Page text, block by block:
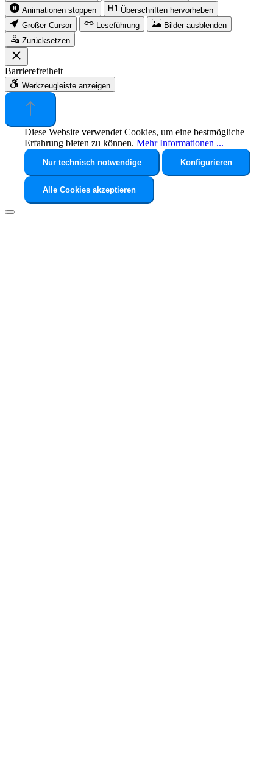
Animationen stoppen
Überschriften hervorheben
Großer Cursor
Leseführung
Bilder ausblenden
Zurücksetzen
Barrierefreiheit
Werkzeugleiste anzeigen
Diese Website verwendet Cookies, um eine bestmögliche
Erfahrung bieten zu können. Mehr Informationen ...
Nur technisch notwendige Konfigurieren
Alle Cookies akzeptieren